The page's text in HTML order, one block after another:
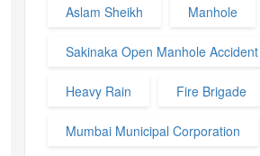
Aslam Sheikh Manhole
Sakinaka Open Manhole Accident
Heavy Rain Fire Brigade
Mumbai Municipal Corporation